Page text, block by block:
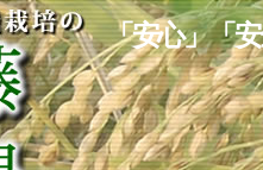
「安心」「